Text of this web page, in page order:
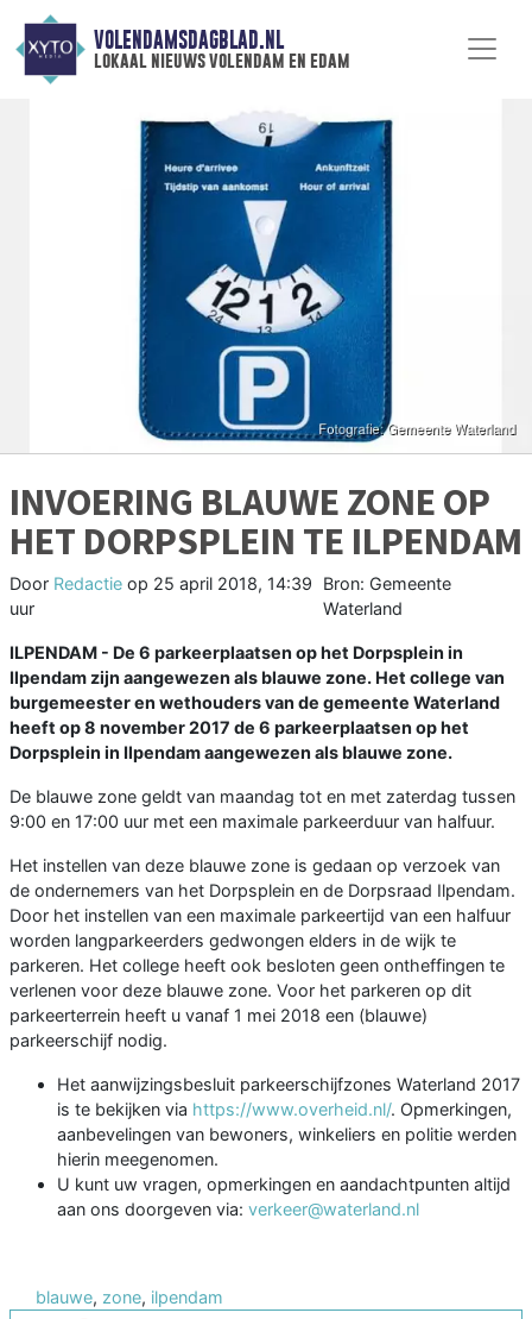
VOLENDAMSDAGBLAD.NL
lokaal nieuws volendam en edam
INVOERING BLAUWE ZONE OP
HET DORPSPLEIN TE ILPENDAM
Door Redactie op 25 april 2018, 14:39
uur
Bron: Gemeente
Waterland
ILPENDAM - De 6 parkeerplaatsen op het Dorpsplein in
Ilpendam zijn aangewezen als blauwe zone. Het college van
burgemeester en wethouders van de gemeente Waterland
heeft op 8 november 2017 de 6 parkeerplaatsen op het
Dorpsplein in Ilpendam aangewezen als blauwe zone.
De blauwe zone geldt van maandag tot en met zaterdag tussen
9:00 en 17:00 uur met een maximale parkeerduur van halfuur.
Het instellen van deze blauwe zone is gedaan op verzoek van
de ondernemers van het Dorpsplein en de Dorpsraad Ilpendam.
Door het instellen van een maximale parkeertijd van een halfuur
worden langparkeerders gedwongen elders in de wijk te
parkeren. Het college heeft ook besloten geen ontheffingen te
verlenen voor deze blauwe zone. Voor het parkeren op dit
parkeerterrein heeft u vanaf 1 mei 2018 een (blauwe)
parkeerschijf nodig.
Het aanwijzingsbesluit parkeerschijfzones Waterland 2017
is te bekijken via https://www.overheid.nl/. Opmerkingen,
aanbevelingen van bewoners, winkeliers en politie werden
hierin meegenomen.
U kunt uw vragen, opmerkingen en aandachtpunten altijd
aan ons doorgeven via: verkeer@waterland.nl
blauwe, zone, ilpendam